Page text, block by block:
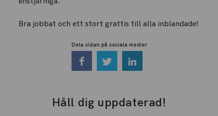
Bra jobbat och ett stort grattis till alla inblandade!
Dela sidan på sociala medier
Håll dig uppdaterad!